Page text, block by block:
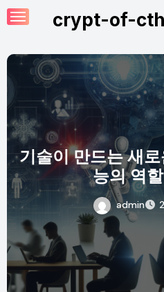
Skip
to
crypt-of-
기술이 만드는 새
능의 역
admin